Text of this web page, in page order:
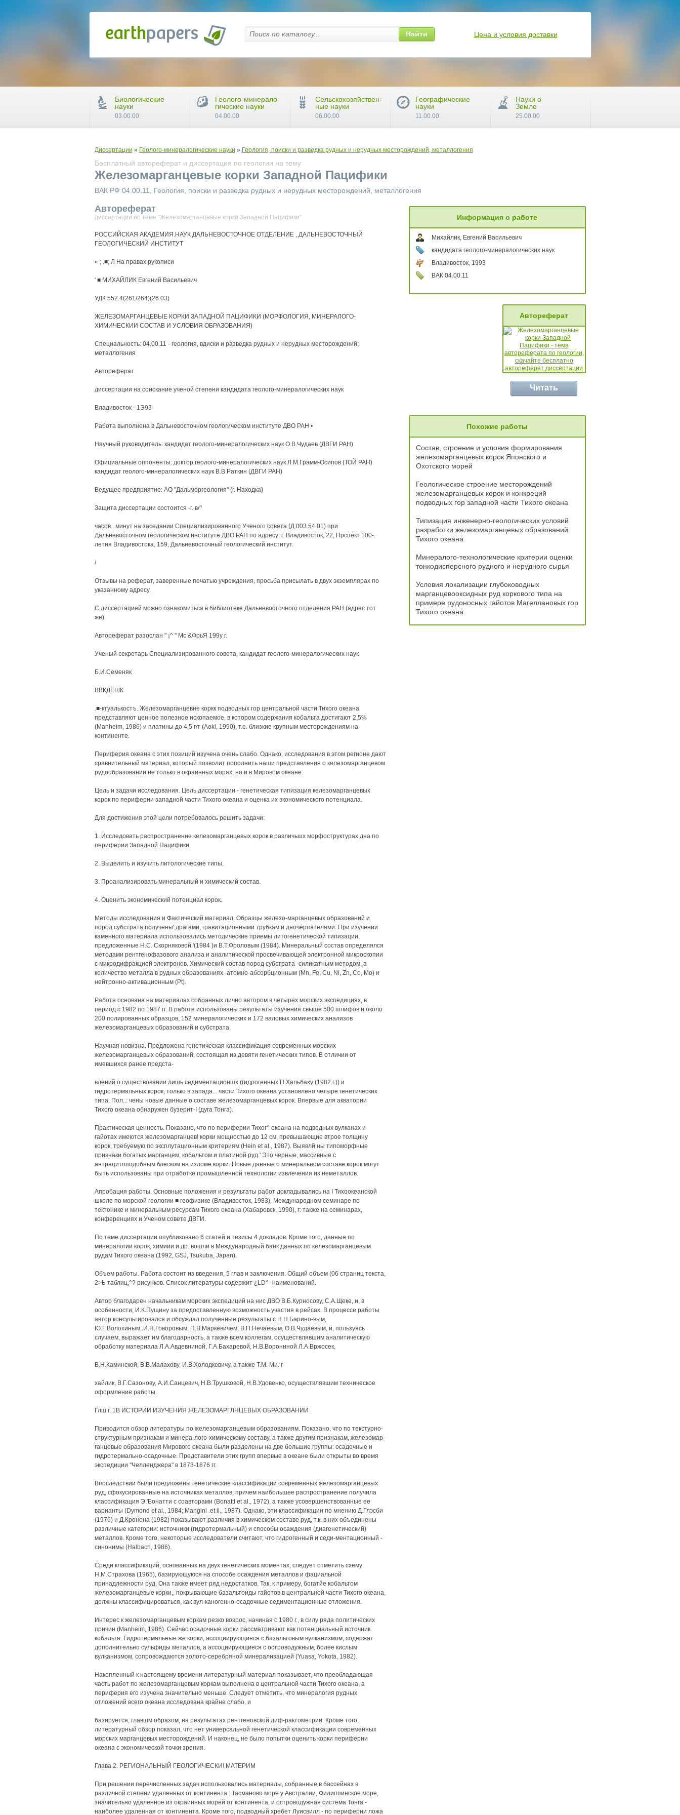
Диссертации » Геолого-минералогические науки » Геология, поиски и разведка рудных и нерудных месторождений, металлогения
Бесплатный автореферат и диссертация по геологии на тему
Железомарганцевые корки Западной Пацифики
ВАК РФ 04.00.11, Геология, поиски и разведка рудных и нерудных месторождений, металлогения
Автореферат
диссертации по теме "Железомарганцевые корки Западной Пацифики"
РОССИЙСКАЯ АКАДЕМИЯ.НАУК ДАЛЬНЕВОСТОЧНОЕ ОТДЕЛЕНИЕ , ДАЛЬНЕВОСТОЧНЫЙ
ГЕОЛОГИЧЕСКИЙ ИНСТИТУТ
« ; .■; Л На правах рукописи
' ■ МИХАЙЛИК Евгений Васильевич
УДК 552.4(261/264)(26.03)
ЖЕЛЕЗОМАРГАНЦЕВЫЕ КОРКИ ЗАПАДНОЙ ПАЦИФИКИ (МОРФОЛОГИЯ, МИНЕРАЛОГО-
ХИМИЧЕСКИИ СОСТАВ И УСЛОВИЯ ОБРАЗОВАНИЯ)
Специальность: 04.00.11 - геология, вдиски и разведка рудных и нерудных месторождений;
металлогения
Автореферат
диссертации на соискание ученой степени кандидата геолого-минералогических наук
Владивосток - 1Э93
Работа выполнена в Дальневосточном геологическом институте ДВО РАН •
Научный руководитель: кандидат геолого-минералогических наук О.В.Чудаев (ДВГИ РАН)
Официальные оппоненты: доктор геолого-минералогических наук Л.М.Грамм-Осипов (ТОЙ РАН)
кандидат геолого-минералогических наук В.В.Раткин (ДВГИ РАН)
Ведущее предприятие: АО "Дальморгеология" (г. Находка)
Защита диссертации состоится -г. в/^
часов . минут на заседании Специализированного Ученого совета (Д.003.54.01) при
Дальневосточном геологическом институте ДВО РАН по адресу: г. Владивосток, 22, Прспект 100-
летия Владивостока, 159, Дальневосточный геологический институт.
/
Отзывы на реферат, заверенные печатью учреждения, просьба присылать в двух экземплярах по
указанному адресу.
С диссертацией можно ознакомиться в библиотеке Дальневосточного отделения РАН (адрес тот
же).
Автореферат разослан " ¡^ " Мс &ФрьЯ 199у г.
Ученый секретарь Специализированного совета, кандидат геолого-минералогических наук
Б.И.Семеняк
ВВКДЁШК
.■-ктуалькостъ. Железомарганцевне коркк подводных гор центральной части Тихого океана
представляют ценное полезное ископаемое, в котором содержания кобальта достигают 2,5%
(Manheim, 1986) и платины до 4,5 г/т (Аоkl, 1990), т.е. близкие крупным месторождениям на
континенте.
Периферия океана с этих позиций изучена очень слабо. Однако, исследования в этом регионе дают
сравнительный материал, который позволит пополнить наши представления о келезомарганцевом
рудообразовании не только в окраинных морях, но и в Мировом океане.
Цель и задачи исследования. Цель диссертации - генетическая типизация келезомарганцевых
корок по периферии западной части Тихого океана и оценка их экономического потенциала.
Для достижения этой цели потребовалось решить задачи:
1. Исследовать распространение келезомарганцевых корок в различьшх морфоструктурах дна по
периферии Западной Пацифики.
2. Выделить и изучить литологические типы.
3. Проанализировать минеральный и химический состав.
4. Оценить экономический потенциал корок.
Методы исследования и Фактический материал. Образцы железо-марганцевых образований и
пород субстрата получены' драгами, гравитационными трубкам и дночерпателями. При изучении
каменного материала использовались методические приемы литогенетической типизации,
предложенные Н.С. Скорняковой '(1984 )и В.Т.Фроловым (1984). Минеральный состав определялся
методами рентгенофазового анализа и аналитической просвечивающей электронной микроскопии
с микродифракцией электронов. Химический состав пород субстрата -силикатным методом, а
количество металла в рудных образованиях -атомно-абсорбционным (Mn, Fe, Cu, Ni, Zn, Co, Mo) и
нейтронно-активационным (Pt).
Работа основана на материалах собранных лично автором в четырех морских экспедициях, в
период с 1982 по 1987 гг. В работе использованы результаты изучения свыше 500 шлифов и около
200 полированных образцов, 152 минералогических и 172 валовых химических анализов
железомарганцевых образований и субстрата.
Научная новизна. Предложена генетическая классификация современных морских
железомарганцевых образований, состоящая из девяти генетических типов. В отличии от
имевшихся ранее предста-
влений о существовании лишь седиментационшх (гидрогенных П.Хальбаху (1982 г.)) и
гидротермальных корок, только в запада... части Тихого океана установлено четыре генетических
типа. Пол..: чены новые данные о составе железомарганцевых корок. Впервые для акватории
Тихого океана обнаружен бузерит-I (дуга Тонга).
Практическая ценность. Показано, что по периферии Тихог^ океана на подводных вулканах и
гайотах имеются железомарганцев! корки мощностью до 12 см, превышающие втрое толщину
корок, требуемую по эксплутационным критериям (Hein et al., 1987). Выявлй ны типоморфные
признаки богатых марганцем, кобальтом.и платиной руд.' Это черные, массивные с
антрацитоподобным блеском на изломе корки. Новые данные о минеральном составе корок могут
быть использованы при отработке промышленной технологии извлечения из неметаллов.
Апробация работы. Основные положения и результаты работ докладывались на I Тихоокеанской
школе по морской геологии ■ геофизике (Владивосток, 1983), Международном семинаре по
тектонике и минеральным ресурсам Тихого океана (Хабаровск, 1990), г: также на семинарах,
конференциях и Ученом совете ДВГИ.
По теме диссертации опубликовано 6 статей и тезисы 4 докладов. Кроме того, данные по
минералогии корок, химиии и др. вошли в Международный банк данных по келезомарганцевым
рудам Тихого океана (1992, GSJ, Tsukuba, Japan).
Объем работы. Работа состоит из введения, 5 глав и заключения. Общий объем (06 страниц текста,
2>Ь таблиц,^? рисунков. Список литературы содержит ¿LD^- наименований.
Автор благодарен начальникам морских экспедиций на нис ДВО В.Б.Курносову, С.А.Щеке, и, в
особенности; И.К.Пущину за предоставленную возможность участия в рейсах. В процессе работы
автор консультировался и обсуждал полученные результаты с Н.Н.Барино-вым,
Ю.Г.Волохиным,.И.Н.Говоровым, П.В.Маркевичем, В.П.Нечаевым, О.В.Чудаевым, и, пользуясь
случаем, выражает им благодарность, а также всем коллегам, осуществлявшим аналитическую
обработку материала Л.А.Авдевниной, Г.А.Бахаревой, Н.В.Ворониной Л.А.Вржосек,
В.Н.Каминской, В.В.Малахову, И.В.Холодкевичу, а также Т.М. Ми. г-
хайлик, В.Г.Сазонову, А.И.Санцевич, Н.В.Трушковой, Н.В.Удовенко, осуществлявшим техническое
оформление работы.
Глш г. 1В ИСТОРИИ ИЗУЧЕНИЯ ЖЕЛЕЗОМАРГЛНЦЕВЫХ ОБРАЗОВАНИИ
Приводится обзор литературы по железомарганцевым образованиям. Показано, что по текстурно-
структурным признакам и минера-лого-химическому составу, а также другим признакам, железомар-
ганцевые образования Мирового океана были разделены на две большие группы: осадочные и
гидротермально-осадочные. Представители этих групп впервые в океане были открыты во время
экспедиции "Челленджера" в 1873-1876 гг.
Впоследствии были предложены генетические классификации современных железомарганцевых
руд, сфокусированные на источниках металлов, причем наибольшее распространение получила
классификация Э.'Бонатти с соавторами (Bonattl et al., 1972), а также усовершенствованные ее
варианты (Dymond et al., 1984; Mangini .et il., 1987). Однако, эти классификации по мнению Д.Глэсби
(1976) и Д.Кронена (1982) показывают различия в химическом составе руд, т.к. в них объединены
различные категории: источники (гидротермальный) и способы осаждения (диагенетический)
металлов. Кроме того, некоторые исследователи считают, что гидрогенный и седи-ментационный -
синонимы (Halbach, 1986).
Среди классификаций, основанных на двух генетических моментах, следует отметить схему
Н.М.Страхова (1965), базирующуюся на способе осаждения металлов и фациальной
принадлежности руд. Она также имеет ряд недостатков. Так, к примеру, богатйе кобальтом
железомарганцевые корки,, покрывающие базальтоиды гайотов в центральной части Тихого океана,
должны классифицироваться, как вул-каногенно-осадочные седиментационные отложения.
Интерес к железомарганцевым коркам резко возрос, начиная с 1980 г., в силу ряда политических
причин (Manheim, 1986). Сейчас осадочные корки рассматривают как потенциальный источник
кобальта. Гидротермальные же корки, ассоциирующиеся с базальтовым вулканизмом, содержат
дополнительно сульфиды металлов, а ассоциирующиеся с островодужным, более кислым
вулканизмом, сопровождаются золото-серебряной минерализацией (Yuasa, Yokota, 1982).
Накопленный к настоящему времени литературный материал показывает, что преобладающая
часть работ по железомарганцевым коркам выполнена в центральной части Тихого океана, а
периферия его изучена значительно меньше. Следует отметить, что минералогия рудных
отложений всего океана исследована крайне слабо, и
базируется, главшм образом, на результатах рентгеновской диф-рактометрии. Кроме того,
литературный обзор показал, что нет универсальной генетической классификации современных
морских марганцевых месторождений. И наконец, не было попытки оценить корки периферии
океана с экономической точки зрения.
Глава 2. РЕГИОНАЛЬНЫЙ ГЕОЛОГИЧЕСКИ! МАТЕРИМ
При решении перечисленных задач использовались материалы, собранные в бассейнах в
различной степени удаленных от континента : Тасманово море у Австралии, Филиппинское море,
значительно удаленное из окраинных морей от континента, и островодужная система Тонга -
наиболее удаленная от континента. Кроме того, подводный хребет Луисвилл - по периферии ложа
Информация о работе
Михайлик, Евгений Васильевич
кандидата геолого-минералогических наук
Владивосток, 1993
ВАК 04.00.11
Автореферат
Читать
Похожие работы
Состав, строение и условия формирования
железомарганцевых корок Японского и
Охотского морей
Геологическое строение месторождений
железомарганцевых корок и конкреций
подводных гор западной части Тихого океана
Типизация инженерно-геологических условий
разработки железомарганцевых образований
Тихого океана
Минералого-технологические критерии оценки
тонкодисперсного рудного и нерудного сырья
Условия локализации глубоководных
марганцевооксидных руд коркового типа на
примере рудоносных гайотов Магеллановых гор
Тихого океана
Найти Цена и условия доставки
Биологические
науки
03.00.00
Геолого-минерало-
гические науки
04.00.00
Сельскохозяйствен-
ные науки
06.00.00
Географические
науки
11.00.00
Науки о
Земле
25.00.00